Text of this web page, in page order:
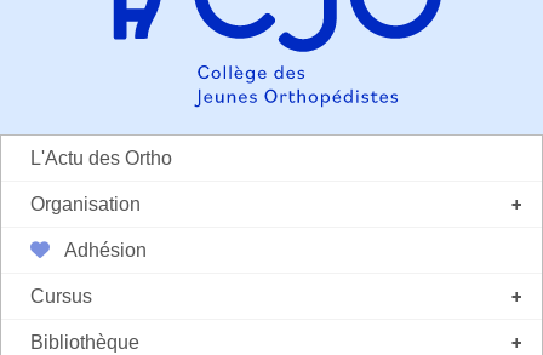
L'Actu des Ortho
+
Organisation
Adhésion
+
Cursus
+
Bibliothèque